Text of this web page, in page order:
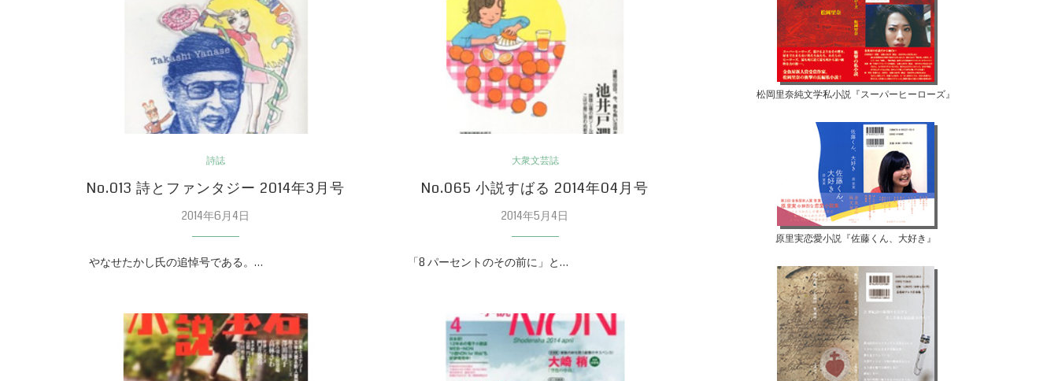
詩誌
No.013 詩とファンタジー 2014年3月号
2014年6月4日
やなせたかし氏の追悼号である。…
大衆文芸誌
No.065 小説すばる 2014年04月号
2014年5月4日
「8 パーセントのその前に」と…
松岡里奈純文学私小説『スーパーヒーローズ』
原里実恋愛小説『佐藤くん、大好き』